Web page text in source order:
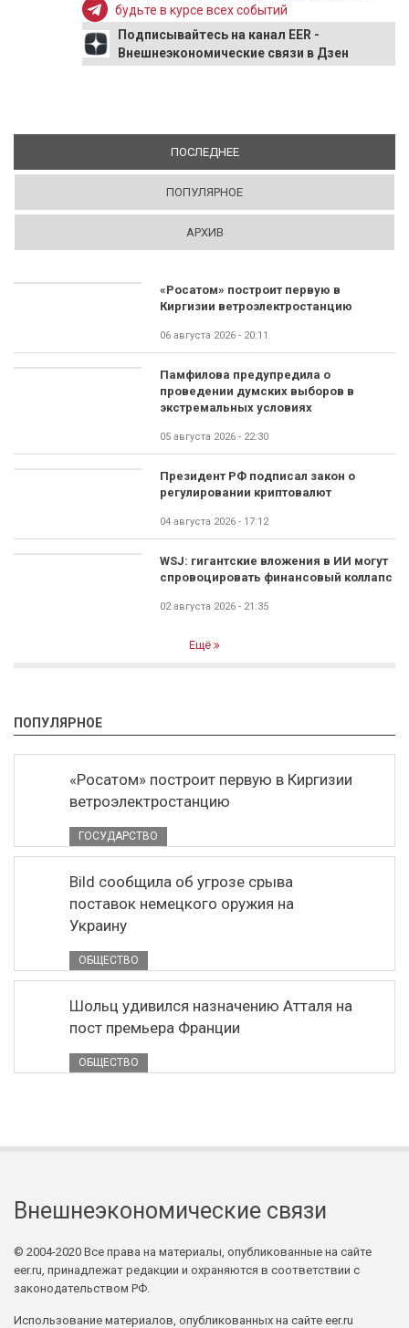
будьте в курсе всех событий
Подписывайтесь на канал EER -
Внешнеэкономические связи в Дзен
ПОСЛЕДНЕЕ(АКТИВНАЯ ВКЛАДКА)
ПОПУЛЯРНОЕ
АРХИВ
«Росатом» построит первую в
Киргизии ветроэлектростанцию
06 августа 2026 - 20:11
Памфилова предупредила о
проведении думских выборов в
экстремальных условиях
05 августа 2026 - 22:30
Президент РФ подписал закон о
регулировании криптовалют
04 августа 2026 - 17:12
WSJ: гигантские вложения в ИИ могут
спровоцировать финансовый коллапс
02 августа 2026 - 21:35
Ещё
ПОПУЛЯРНОЕ
«Росатом» построит первую в Киргизии
ветроэлектростанцию
ГОСУДАРСТВО
Bild сообщила об угрозе срыва
поставок немецкого оружия на
Украину
ОБЩЕСТВО
Шольц удивился назначению Атталя на
пост премьера Франции
ОБЩЕСТВО
Внешнеэкономические связи
© 2004-2020 Все права на материалы, опубликованные на сайте
eer.ru, принадлежат редакции и охраняются в соответствии с
законодательством РФ.
Использование материалов, опубликованных на сайте eer.ru